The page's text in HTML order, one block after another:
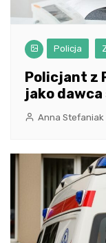
Policja
Policjant z
jako
Anna Stefaniak